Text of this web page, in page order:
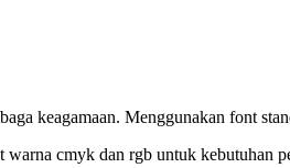
keagamaan. Menggunakan font
cmyk dan rgb untuk kebutuhan